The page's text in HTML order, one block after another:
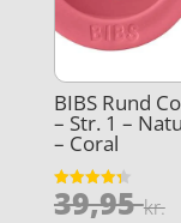
BIBS Rund
– Str. 1 –
– Coral
Vurderet
4.3
39,95kr.